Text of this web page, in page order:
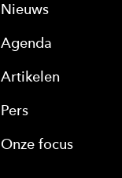
Nieuws
Agenda
Artikelen
Pers
Onze focus